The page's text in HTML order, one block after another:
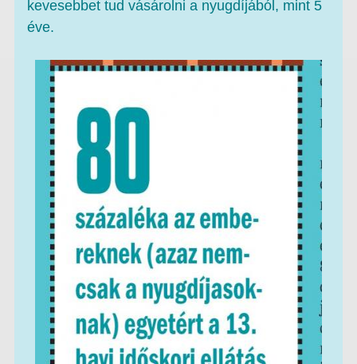
kevesebbet tud vásárolni a nyugdíjából, mint 5
éve.